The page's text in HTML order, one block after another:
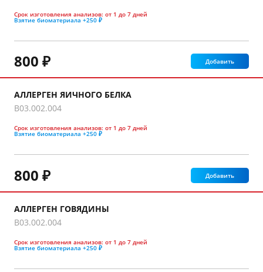
Срок изготовления анализов: от 1 до 7 дней
Взятие биоматериала +250 ₽
800 ₽ Добавить
АЛЛЕРГЕН ЯИЧНОГО БЕЛКА
B03.002.004
Срок изготовления анализов: от 1 до 7 дней
Взятие биоматериала +250 ₽
800 ₽ Добавить
АЛЛЕРГЕН ГОВЯДИНЫ
B03.002.004
Срок изготовления анализов: от 1 до 7 дней
Взятие биоматериала +250 ₽